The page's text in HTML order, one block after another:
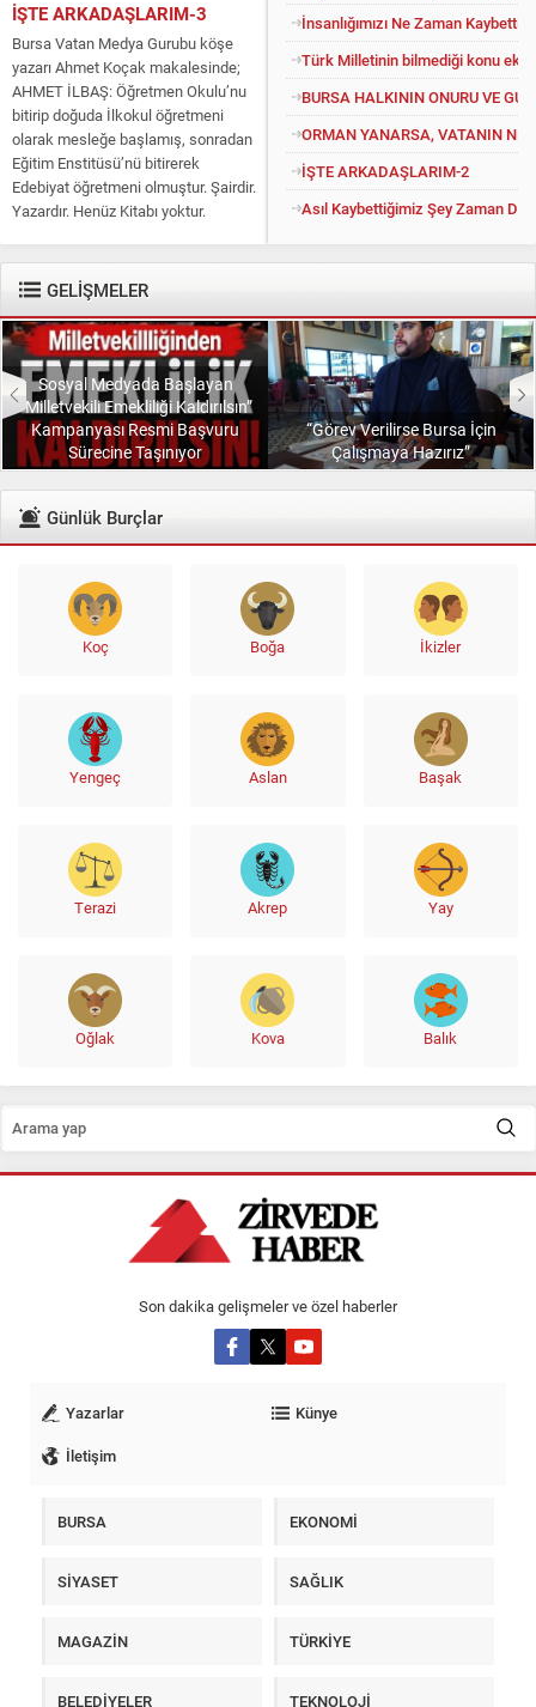
İŞTE ARKADAŞLARIM-3
Bursa Vatan Medya Gurubu köşe
yazarı Ahmet Koçak makalesinde;
AHMET İLBAŞ: Öğretmen Okulu’nu
bitirip doğuda İlkokul öğretmeni
olarak mesleğe başlamış, sonradan
Eğitim Enstitüsü’nü bitirerek
Edebiyat öğretmeni olmuştur. Şairdir.
Yazardır. Henüz Kitabı yoktur.
diyenlere güler geçer. Yüce...
İnsanlığımızı Ne Zaman Kaybettik?
Türk Milletinin bilmediği konu
BURSA HALKININ ONURU VE
ORMAN YANARSA, VATANIN
İŞTE ARKADAŞLARIM-2
Asıl Kaybettiğimiz Şey Zaman
GELİŞMELER
Sosyal Medyada Başlayan
“Milletvekili Emekliliği Kaldırılsın”
Kampanyası Resmi Başvuru
Sürecine Taşınıyor
“Görev Verilirse Bursa İçin
Çalışmaya Hazırız”
Günlük Burçlar
Koç Boğa İkizler
Yengeç Aslan Başak
Terazi Akrep Yay
Oğlak Kova Balık
Son dakika gelişmeler ve özel haberler
Yazarlar
Künye
İletişim
BURSA EKONOMİ
SİYASET SAĞLIK
MAGAZİN TÜRKİYE
BELEDİYELER TEKNOLOJİ